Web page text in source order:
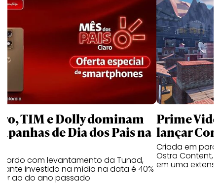
TIM e Dolly dominam
de Dia dos Pais na
com levantamento da Tunad,
investido na mídia na data é 40%
ao do ano passado
Prime
lançar
Criada em
Ostra Content,
em uma